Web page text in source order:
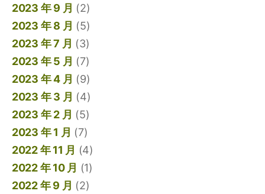
2023 年 9 月 (2)
2023 年 8 月 (5)
2023 年 7 月 (3)
2023 年 5 月 (7)
2023 年 4 月 (9)
2023 年 3 月 (4)
2023 年 2 月 (5)
2023 年 1 月 (7)
2022 年 11 月 (4)
2022 年 10 月 (1)
2022 年 9 月 (2)